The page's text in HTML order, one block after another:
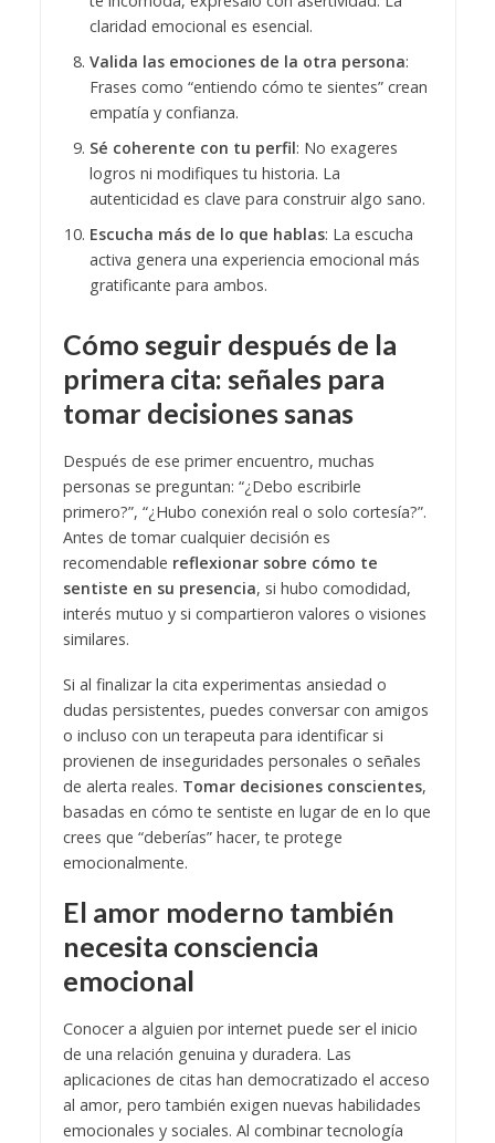
claridad emocional es esencial.
Valida las emociones de la otra persona:
Frases como “entiendo cómo te sientes” crean
empatía y confianza.
Sé coherente con tu perfil: No exageres
logros ni modifiques tu historia. La
autenticidad es clave para construir algo sano.
Escucha más de lo que hablas: La escucha
activa genera una experiencia emocional más
gratificante para ambos.
Cómo seguir después de la
primera cita: señales para
tomar decisiones sanas
Después de ese primer encuentro, muchas
personas se preguntan: “¿Debo escribirle
primero?”, “¿Hubo conexión real o solo cortesía?”.
Antes de tomar cualquier decisión es
recomendable reflexionar sobre cómo te
sentiste en su presencia, si hubo comodidad,
interés mutuo y si compartieron valores o visiones
similares.
Si al finalizar la cita experimentas ansiedad o
dudas persistentes, puedes conversar con amigos
o incluso con un terapeuta para identificar si
provienen de inseguridades personales o señales
de alerta reales. Tomar decisiones conscientes,
basadas en cómo te sentiste en lugar de en lo que
crees que “deberías” hacer, te protege
emocionalmente.
El amor moderno también
necesita consciencia
emocional
Conocer a alguien por internet puede ser el inicio
de una relación genuina y duradera. Las
aplicaciones de citas han democratizado el acceso
al amor, pero también exigen nuevas habilidades
emocionales y sociales. Al combinar tecnología